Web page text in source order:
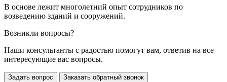
В основе лежит многолетний опыт сотрудников по
возведению зданий и сооружений.
Возникли вопросы?
Наши консультанты с радостью помогут вам, ответив на все
интересующие вас вопросы.
Задать вопрос Заказать обратный звонок